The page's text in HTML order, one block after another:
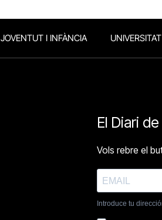
JOVENTUT I INFÀNCIA UNIVERSITAT